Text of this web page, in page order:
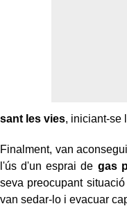
sant les vies, iniciant-se
Finalment, van
l'ús d'un esprai de gas
seva preocupant
van sedar-lo i evacuar